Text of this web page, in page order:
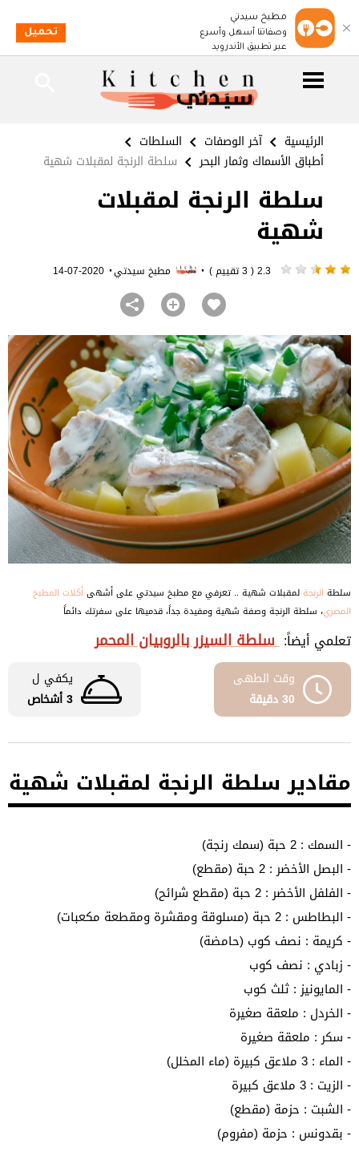
الرئيسية آخر الوصفات
السلطات
أطباق الأسماك وثمار البحر
سلطة الرنجة لمقبلات شهية
سلطة الرنجة لمقبلات
شهية
· مطبخ سيدتي·
2020-07-14
سلطة الرنجةلمقبلات شهية .. تعرفي مع مطبخ سيدتي على أشهىأكلات المطبخ
المصري، سلطة الرنجة وصفة شهية ومفيدة جداً، قدميها على سفرتك دائماً
تعلمي أيضاً:سلطة السيزر بالروبيان المحمر
وقت الطهى
30 دقيقة
يكفي ل
3 أشخاص
مقادير سلطة الرنجة لمقبلات شهية
- السمك : 2 حبة (سمك رنجة)
- البصل الأخضر : 2 حبة (مقطع)
- الفلفل الأخضر : 2 حبة (مقطع شرائح)
- البطاطس : 2 حبة (مسلوقة ومقشرة ومقطعة مكعبات)
- كريمة : نصف كوب (حامضة)
- زبادي : نصف كوب
- المايونيز : ثلث كوب
- الخردل : ملعقة صغيرة
- سكر : ملعقة صغيرة
- الماء : 3 ملاعق كبيرة (ماء المخلل)
- الزيت : 3 ملاعق كبيرة
- الشبت : حزمة (مقطع)
- بقدونس : حزمة (مفروم)
مطبخ سيدتي
وصفاتنا أسهل وأسرع
عبر تطبيق الأندرويد
تحميل